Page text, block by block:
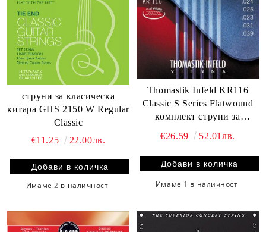
струни за класическа
китара GHS 2150 W Regular
Classic
€11.25
22.00лв.
Имаме2 в наличност
Thomastik Infeld KR116
Classic S Series Flatwound
комплект струни за
класическа китара
€26.59 52.01лв.
Имаме 1 в наличност